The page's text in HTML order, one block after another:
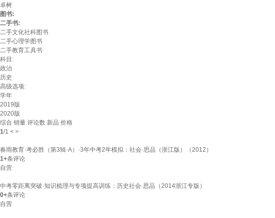
卓树
图书:
二手书:
二手文化社科图书
二手心理学图书
二手教育工具书
科目:
政治
历史
高级选项:
学年
2019版
2020版
综合 销量 评论数 新品 价格
1/1 < >
春雨教育·考必胜（第3辑·A）·3年中考2年模拟：社会·思品（浙江版）（2012）
1+条评论
自营
中考零距离突破·知识梳理与专项提高训练：历史社会·思品（2014浙江专版）
0+条评论
自营